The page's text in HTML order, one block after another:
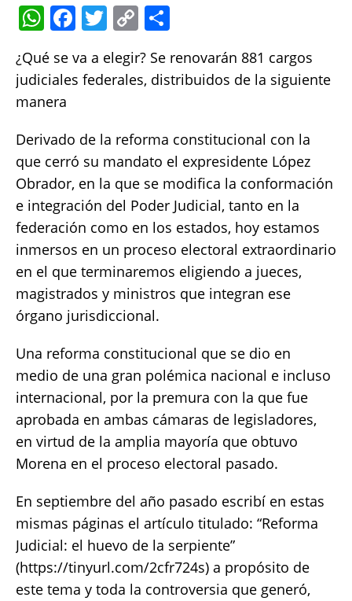
W
h
at
s
A
p
p
F
c
e
o
o
k
T
w
it
te
C
p
y
n
k
a
re
¿Qué se va a elegir? Se renovarán 881 cargos
judiciales federales, distribuidos de la siguiente
manera
Derivado de la reforma constitucional con la
que cerró su mandato el expresidente López
Obrador, en la que se modifica la conformación
e integración del Poder Judicial, tanto en la
federación como en los estados, hoy estamos
inmersos en un proceso electoral extraordinario
en el que terminaremos eligiendo a jueces,
magistrados y ministros que integran ese
órgano jurisdiccional.
Una reforma constitucional que se dio en
medio de una gran polémica nacional e incluso
internacional, por la premura con la que fue
aprobada en ambas cámaras de legisladores,
en virtud de la amplia mayoría que obtuvo
Morena en el proceso electoral pasado.
En septiembre del año pasado escribí en estas
mismas páginas el artículo titulado: “Reforma
Judicial: el huevo de la serpiente”
(https://tinyurl.com/2cfr724s) a propósito de
este tema y toda la controversia que generó,